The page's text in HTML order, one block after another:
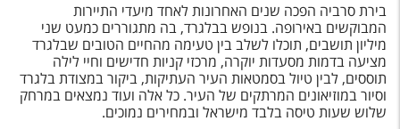
מלונות באילת
טיולים מאורגנים
סגנונות טיול
חבילות נופש
בירת סרביה הפכה שנים האחרונות לאחד מיעדי התיירות
המבוקשים באירופה. בנופש בבלגרד, בה מתגוררים כמעט שני
מיליון תושבים, תוכלו לשלב בין טעימה מהחיים הטובים שבלגרד
מציעה בדמות מסעדות יוקרה, מרכזי קניות חדישים וחיי לילה
תוססים, לבין טיול בסמטאות העיר העתיקות, ביקור במצודת בלגרד
וסיור במוזיאונים המרתקים של העיר. כל אלה ועוד נמצאים במרחק
שלוש שעות טיסה בלבד מישראל ובמחירים נמוכים.